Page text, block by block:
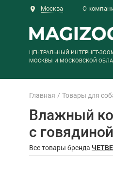
Москва О
ЦЕНТРАЛЬНЫЙ ИНТЕРНЕТ-
МОСКВЫ И МОСКОВСКОЙ
Главная Товары для
Влажный
с
Все товары бренда